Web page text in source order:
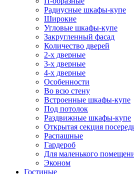
Радиусные шкафы-купе
Широкие
Угловые шкафы-купе
Закругленный фасад
Количество дверей
2-х дверные
3-х дверные
4-х дверные
Особенности
Во всю стену
Встроенные шкафы-купе
Под потолок
Раздвижные шкафы-купе
Открытая секция
Распашные
Гардероб
Для маленького
Эконом
Гостиные